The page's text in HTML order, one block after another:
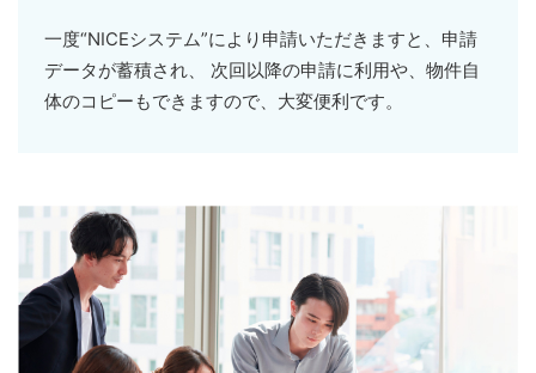
一度“NICEシステム”により申請いただきますと、申請
データが蓄積され、 次回以降の申請に利用や、物件自
体のコピーもできますので、大変便利です。